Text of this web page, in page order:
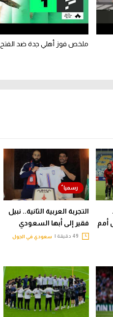
ملخص فوز أهلي جدة ضد الفتح 3-1 (الدوري السعودي)
أمم
التجربة العربية الثانية.. نبيل
فقير إلى أبها السعودي
سعودي في الجول